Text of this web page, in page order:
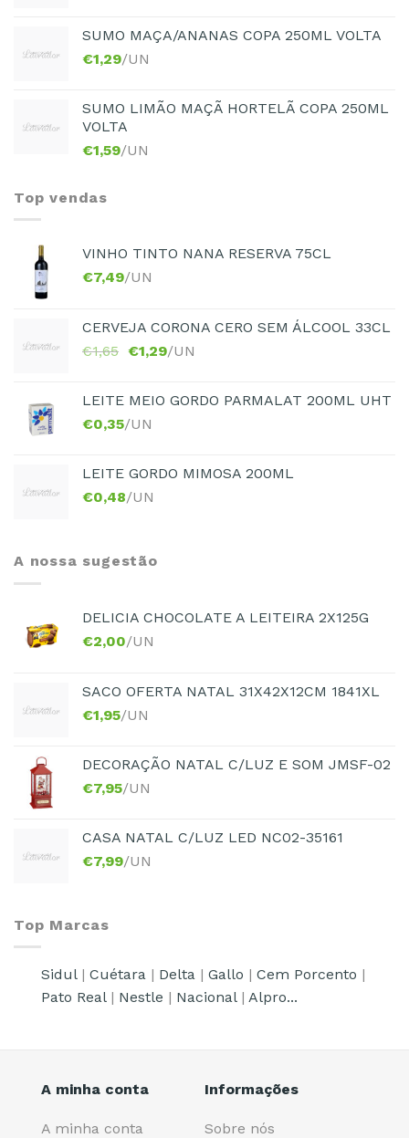
SUMO MAÇA/ANANAS COPA 250ML VOLTA
€1,29/UN
SUMO LIMÃO MAÇÃ HORTELÃ COPA 250ML
VOLTA
€1,59/UN
Top vendas
VINHO TINTO NANA RESERVA 75CL
€7,49/UN
CERVEJA CORONA CERO SEM ÁLCOOL 33CL
€1,65 €1,29/UN
LEITE MEIO GORDO PARMALAT 200ML UHT
€0,35/UN
LEITE GORDO MIMOSA 200ML
€0,48/UN
A nossa sugestão
DELICIA CHOCOLATE A LEITEIRA 2X125G
€2,00/UN
SACO OFERTA NATAL 31X42X12CM 1841XL
€1,95/UN
DECORAÇÃO NATAL C/LUZ E SOM JMSF-02
€7,95/UN
CASA NATAL C/LUZ LED NC02-35161
€7,99/UN
Top Marcas
Sidul| Cuétara | Delta | Gallo | Cem Porcento |
Pato Real| Nestle | Nacional| Alpro...
A minha conta
A minha conta
Informações
Sobre nós